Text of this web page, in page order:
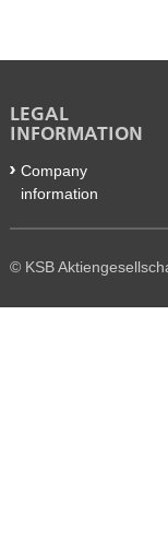
LEGAL
INFORMATION
Company
information
© KSB